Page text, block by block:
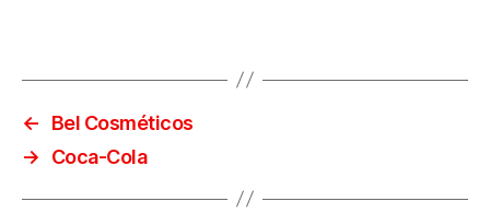
←
Bel Cosméticos
→
Coca-Cola